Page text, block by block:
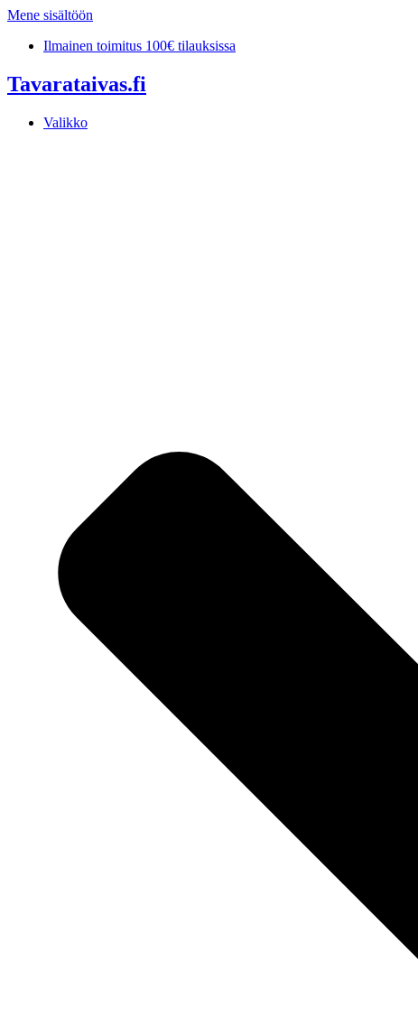
Mene sisältöön
Ilmainen toimitus 100€ tilauksissa
Tavarataivas.fi
Valikko